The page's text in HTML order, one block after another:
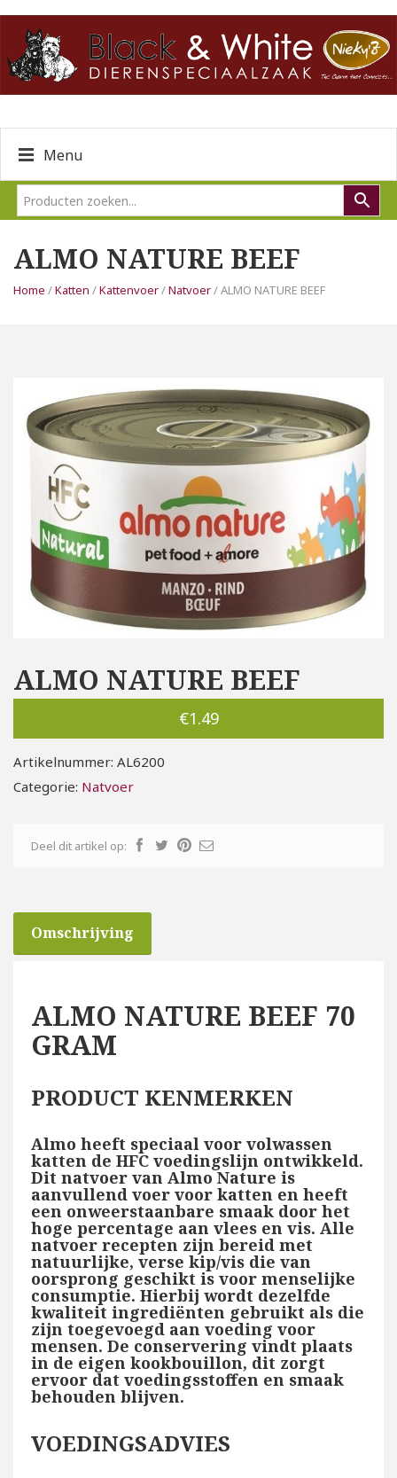
Menu
ALMO NATURE BEEF
Home /Katten /Kattenvoer/Natvoer/ ALMO NATURE BEEF
ALMO NATURE BEEF
€1.49
Artikelnummer: AL6200
Categorie: Natvoer
Deel dit artikel op:
Omschrijving
ALMO NATURE BEEF 70
GRAM
PRODUCT KENMERKEN
Almo heeft speciaal voor volwassen
katten de HFC voedingslijn ontwikkeld.
Dit natvoer van Almo Nature is
aanvullend voer voor katten en heeft
een onweerstaanbare smaak door het
hoge percentage aan vlees en vis. Alle
natvoer recepten zijn bereid met
natuurlijke, verse kip/vis die van
oorsprong geschikt is voor menselijke
consumptie. Hierbij wordt dezelfde
kwaliteit ingrediënten gebruikt als die
zijn toegevoegd aan voeding voor
mensen. De conservering vindt plaats
in de eigen kookbouillon, dit zorgt
ervoor dat voedingsstoffen en smaak
behouden blijven.
VOEDINGSADVIES